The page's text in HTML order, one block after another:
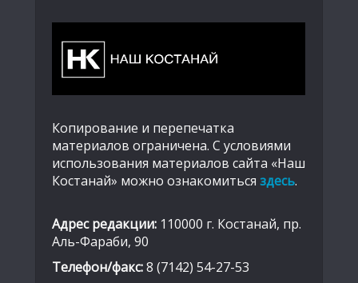
Копирование и перепечатка
материалов ограничена. С условиями
использования материалов сайта «Наш
Костанай» можно ознакомиться здесь.
Адрес редакции: 110000 г. Костанай, пр.
Аль-Фараби, 90
Телефон/факс:8 (7142) 54-27-53